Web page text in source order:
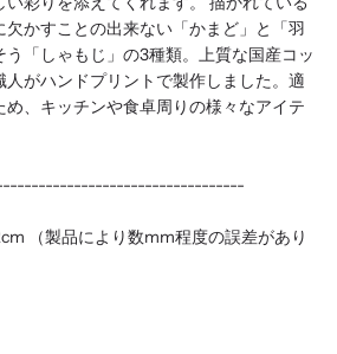
かすことの出来ない「かまど」と「羽
「しゃもじ」の3種類。上質な国産コッ
人がハンドプリントで製作しました。適
、キッチンや食卓周りの様々なアイテ
す。
（製品により数mm程度の誤差があり